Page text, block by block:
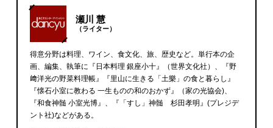
瀬川 慧
（ライター）
得意分野は料理、ワイン、食文化、旅、歴史など。単行本の企
画、編集、執筆に『日本料理 銀座小十』（世界文化社）、『野
﨑洋光の野菜料理帳』『里山に生きる「土樂」の食と暮らし』
『懐石小室に教わる 一生ものの和のおかず』（家の光協会)、
『和食神髄 小室光博』、『「すし」神髄 杉田孝明』(プレジデ
ント社)などがある。